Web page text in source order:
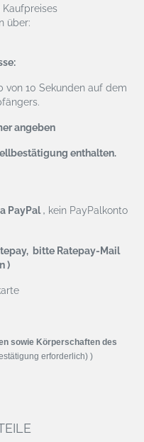
Kaufpreises
über:
von 10 Sekunden auf dem
angeben
enthalten.
PayPal, kein PayPalkonto
bitte Ratepay-Mail
)
sowie Körperschaften des
erforderlich) )